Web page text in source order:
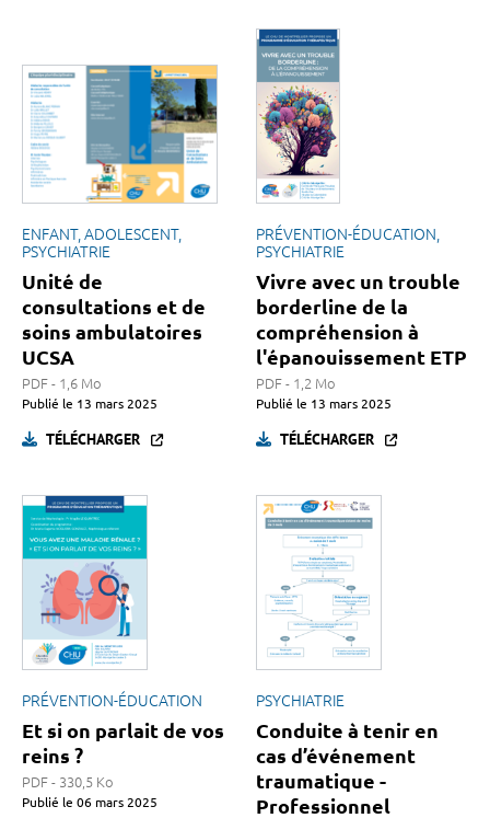
ENFANT, ADOLESCENT,
PSYCHIATRIE
Unité de
consultations et de
soins ambulatoires
UCSA
PDF - 1,6 Mo
Publié le 13 mars 2025
TÉLÉCHARGER
PRÉVENTION-ÉDUCATION,
PSYCHIATRIE
Vivre avec un trouble
borderline de la
compréhension à
l'épanouissement ETP
PDF - 1,2 Mo
Publié le 13 mars 2025
TÉLÉCHARGER
PRÉVENTION-ÉDUCATION
Et si on parlait de vos
reins ?
PDF - 330,5 Ko
Publié le 06 mars 2025
PSYCHIATRIE
Conduite à tenir en
cas d’événement
traumatique -
Professionnel